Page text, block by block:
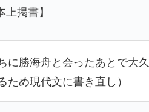
上掲書】
に勝海舟と会ったあとで大
ため現代文に書き直し）